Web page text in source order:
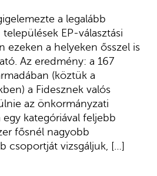
a legalább
EP-választási
ezeken a helyeken ősszel is
Az eredmény: a 167
(köztük a
a Fidesznek valós
az önkormányzati
kategóriával feljebb
fősnél nagyobb
csoportját vizsgáljuk, […]